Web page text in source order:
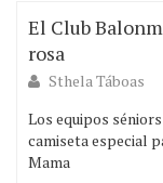
El Club
rosa
Sthela Táboas
Los equipos
camiseta especial
Mama